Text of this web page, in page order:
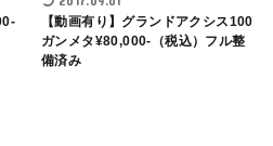
【動画有り】グランドアクシス100
ガンメタ¥80,000-（税込）フル整
備済み